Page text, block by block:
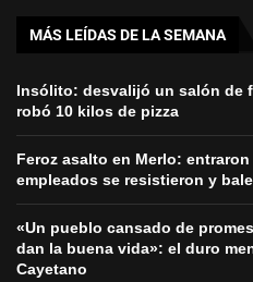
MÁS LEÍDAS DE LA SEMANA
Insólito: desvalijó un salón de
robó 10 kilos de pizza
Feroz asalto en Merlo:
empleados se resistieron y
«Un pueblo cansado de
dan la buena vida»: el duro
Cayetano